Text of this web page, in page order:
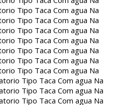
Tipo Taca Com agua Na
Tipo Taca Com agua Na
Tipo Taca Com agua Na
Tipo Taca Com agua Na
Tipo Taca Com agua Na
Tipo Taca Com agua Na
Tipo Taca Com agua Na
Tipo Taca Com agua Na
Tipo Taca Com agua Na
Tipo Taca Com agua Na